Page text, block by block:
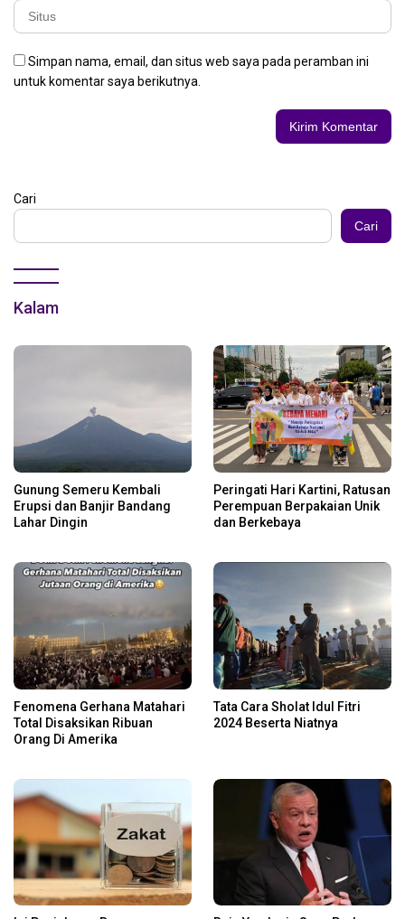
Simpan nama, email, dan situs web saya pada peramban ini
untuk komentar saya berikutnya.
Cari
Cari
Kalam
Gunung Semeru Kembali
Erupsi dan Banjir Bandang
Lahar Dingin
Peringati Hari Kartini, Ratusan
Perempuan Berpakaian Unik
dan Berkebaya
Fenomena Gerhana Matahari
Total Disaksikan Ribuan
Orang Di Amerika
Tata Cara Sholat Idul Fitri
2024 Beserta Niatnya